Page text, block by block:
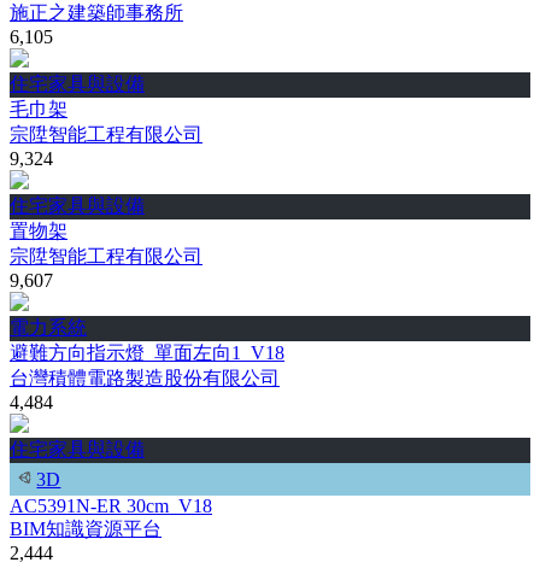
施正之建築師事務所
6,105
住宅家具與設備
毛巾架
宗陞智能工程有限公司
9,324
住宅家具與設備
置物架
宗陞智能工程有限公司
9,607
電力系統
避難方向指示燈_單面左向1_V18
台灣積體電路製造股份有限公司
4,484
住宅家具與設備
3D
AC5391N-ER 30cm_V18
BIM知識資源平台
2,444